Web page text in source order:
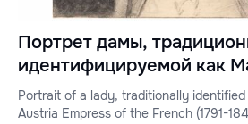
Портрет дамы,
идентифицируемой как
Австрийская,
(1791-1847)
Portrait of a lady, traditionally
Austria Empress of the French (1791-